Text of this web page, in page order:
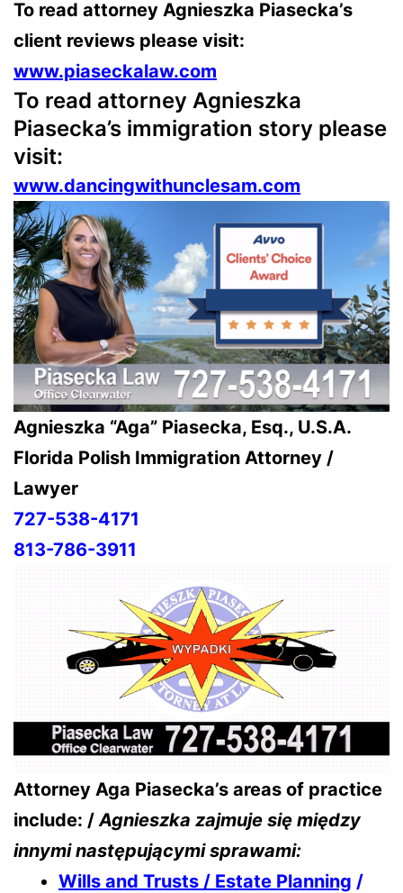
To read attorney Agnieszka Piasecka’s
client reviews please visit:
www.piaseckalaw.com
To read attorney Agnieszka
Piasecka’s immigration story please
visit:
www.dancingwithunclesam.com
Agnieszka “Aga” Piasecka, Esq., U.S.A.
Florida Polish Immigration Attorney /
Lawyer
727-538-4171
813-786-3911
Attorney Aga Piasecka’s areas of practice
include: / Agnieszka zajmuje się między
innymi następującymi sprawami:
Wills and Trusts / Estate Planning /